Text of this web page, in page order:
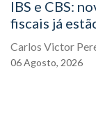
IBS e CBS:
fiscais já
Carlos Victor
06Agosto, 2026